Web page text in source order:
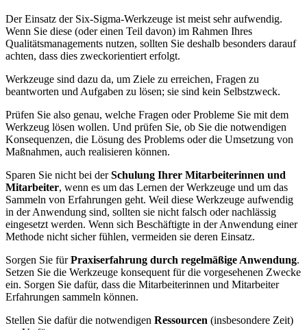
Der Einsatz der Six-Sigma-Werkzeuge ist meist sehr aufwendig.
Wenn Sie diese (oder einen Teil davon) im Rahmen Ihres
Qualitätsmanagements nutzen, sollten Sie deshalb besonders darauf
achten, dass dies zweckorientiert erfolgt.
Werkzeuge sind dazu da, um Ziele zu erreichen, Fragen zu
beantworten und Aufgaben zu lösen; sie sind kein Selbstzweck.
Prüfen Sie also genau, welche Fragen oder Probleme Sie mit dem
Werkzeug lösen wollen. Und prüfen Sie, ob Sie die notwendigen
Konsequenzen, die Lösung des Problems oder die Umsetzung von
Maßnahmen, auch realisieren können.
Sparen Sie nicht bei derSchulung Ihrer Mitarbeiterinnen und
Mitarbeiter, wenn es um das Lernen der Werkzeuge und um das
Sammeln von Erfahrungen geht. Weil diese Werkzeuge aufwendig
in der Anwendung sind, sollten sie nicht falsch oder nachlässig
eingesetzt werden. Wenn sich Beschäftigte in der Anwendung einer
Methode nicht sicher fühlen, vermeiden sie deren Einsatz.
Sorgen Sie fürPraxiserfahrung durch regelmäßige Anwendung.
Setzen Sie die Werkzeuge konsequent für die vorgesehenen Zwecke
ein. Sorgen Sie dafür, dass die Mitarbeiterinnen und Mitarbeiter
Erfahrungen sammeln können.
Stellen Sie dafür die notwendigen Ressourcen (insbesondere Zeit)